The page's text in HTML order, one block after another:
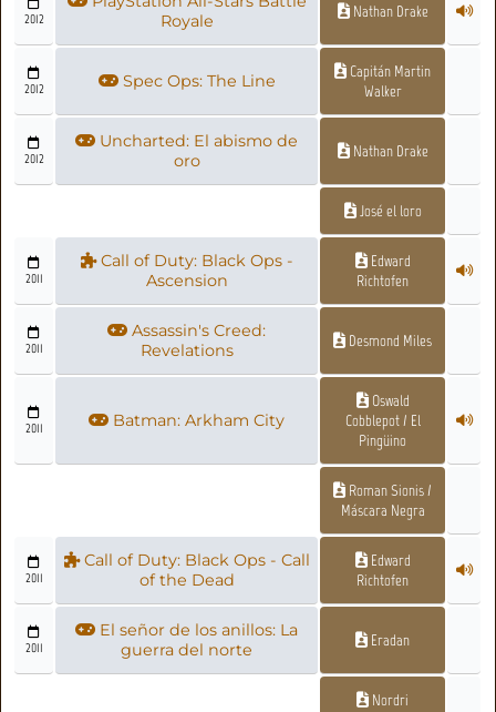
2012
Royale
Nathan Drake
2012 Spec Ops: The Line
Capitán Martin
Walker
2012
Uncharted: El abismo de
oro
Nathan Drake
José el loro
2011
Call of Duty: Black Ops -
Ascension
Edward
Richtofen
2011
Assassin's Creed:
Revelations
Desmond Miles
2011 Batman: Arkham City
Oswald
Cobblepot / El
Pingüino
Roman Sionis /
Máscara Negra
2011
Call of Duty: Black Ops - Call
of the Dead
Edward
Richtofen
2011
El señor de los anillos: La
guerra del norte
Eradan
Nordri